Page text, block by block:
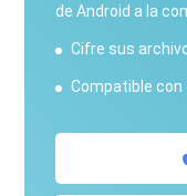
de Android a la
Cifre sus
Compatible con